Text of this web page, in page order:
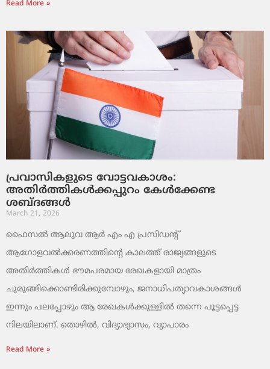
Read More »
പ്രവാസികളുടെ വോട്ടവകാശം:
അതിർത്തികൾക്കപ്പുറം കേൾക്കേണ്ട
ശബ്ദങ്ങൾ
March 21, 2026
ഫൈസൽ ആലുവ ആർ എം എ പ്രസിഡന്റ്
ആഗോളവൽക്കരണത്തിന്റെ കാലത്ത് രാജ്യങ്ങളുടെ
അതിർത്തികൾ ഭൗമപരമായ രേഖകളായി മാത്രം
ചുരുങ്ങിക്കൊണ്ടിരിക്കുമ്പോഴും, ജനാധിപത്യാവകാശങ്ങൾ
ഇന്നും പലപ്പോഴും ആ രേഖകൾക്കുള്ളിൽ തന്നെ പൂട്ടപ്പെട്ട
നിലയിലാണ്. തൊഴിൽ, വിദ്യാഭ്യാസം, വ്യാപാരം
Read More »